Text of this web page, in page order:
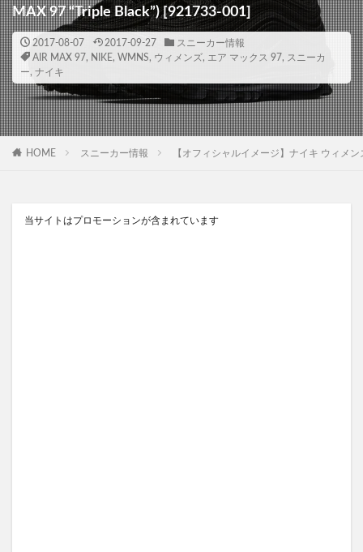
MAX 97 “Triple Black”) [921733-001]
2017-08-07 2017-09-27
スニーカー情報
AIR MAX 97, NIKE, WMNS, ウィメンズ, エア マックス 97, スニーカ
ー, ナイキ
HOME スニーカー情報 【オフィシャルイメージ】ナイキ ウィメ
当サイトはプロモーションが含まれています